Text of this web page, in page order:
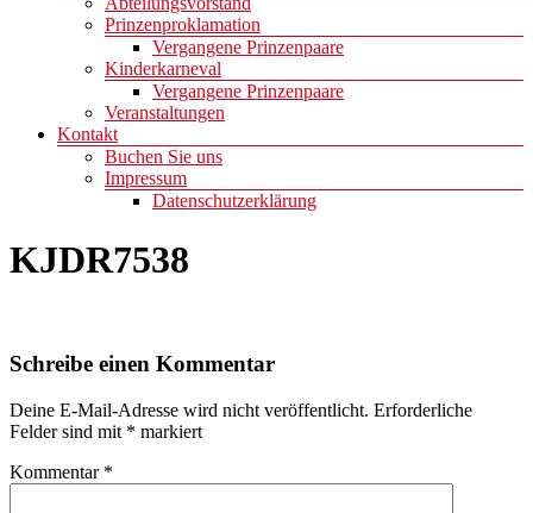
Prinzenproklamation
Vergangene Prinzenpaare
Kinderkarneval
Vergangene Prinzenpaare
Veranstaltungen
Kontakt
Buchen Sie uns
Impressum
Datenschutzerklärung
KJDR7538
Schreibe einen Kommentar
Deine E-Mail-Adresse wird nicht veröffentlicht. Erforderliche
Felder sind mit * markiert
Kommentar *